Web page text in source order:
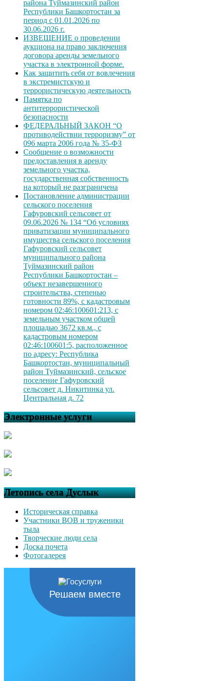
района Туймазинский район
Республики Башкортостан за
период с 01.01.2026 по
30.06.2026 г.
ИЗВЕЩЕНИЕ о проведении
аукциона на право заключения
договора аренды земельного
участка в электронной форме.
Как защитить себя от вовлечения
в экстремистскую и
террористическую деятельность
Памятка по
антитеррористической
безопасности
ФЕДЕРАЛЬНЫЙ ЗАКОН “О
противодействии терроризму” от
096 марта 2006 года № 35-ФЗ
Сообщение о возможности
предоставления в аренду
земельного участка,
государственная собственность
на который не разграничена
Постановление администрации
сельского поселения
Гафуровский сельсовет от
09.06.2026 № 134 “Об условиях
приватизации муниципального
имущества сельского поселения
Гафуровский сельсовет
муниципального района
Туймазинский район
Республики Башкортостан –
объект незавершенного
строительства, степенью
готовности 89%, с кадастровым
номером 02:46:100601:213, с
земельным участком общей
площадью 3672 кв.м., с
кадастровым номером
02:46:100601:5, расположенное
по адресу: Республика
Башкортостан, муниципальный
район Туймазинский, сельское
поселение Гафуровский
сельсовет д. Никитинка ул.
Центральная д. 72
Электронные услуги
Летопись села Дуслык
Историческая справка
Участники ВОВ и труженики
тыла
Творческие люди села
Доска почета
Фотогалерея
Решаем вместе